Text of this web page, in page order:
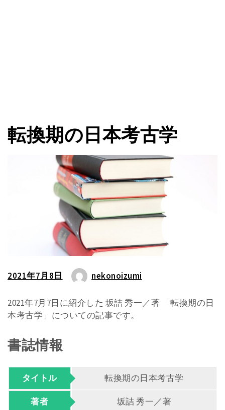
転換期の日本考古学
2021年7月8日 nekonoizumi
2021年7月7日に紹介した 坂詰 秀一／著 「転換期の日
本考古学」についての記事です。
書誌情報
タイトル 転換期の日本考古学
著者 坂詰 秀一／著